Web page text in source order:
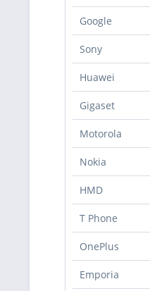
Google
Sony
Huawei
Gigaset
Motorola
Nokia
HMD
T Phone
OnePlus
Emporia